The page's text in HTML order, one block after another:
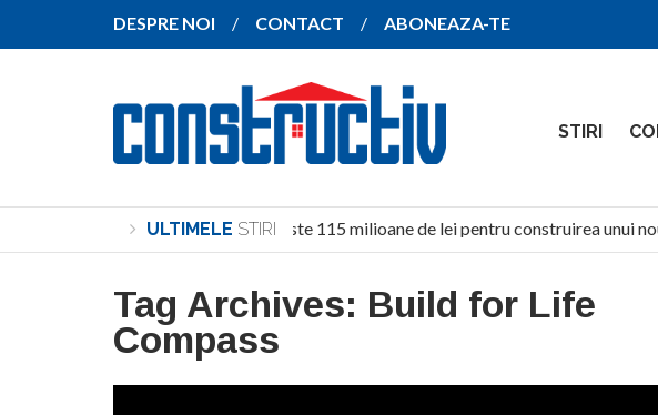
DESPRE NOI CONTACT ABONEAZA-TE
STIRI
ULTIMELE STIRI
Investiție de peste 115 milioane de lei pentru construirea unui
Tag Archives: Build for Life
Compass